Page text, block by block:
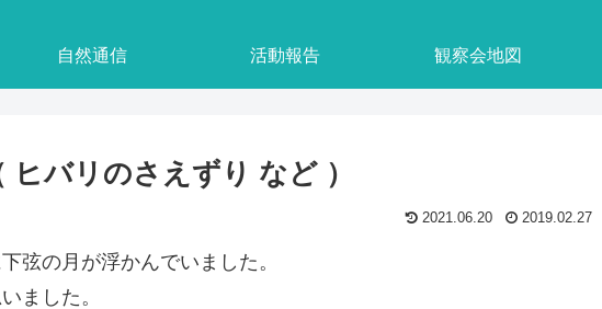
自然通信 活動報告 観察会地図
ヒバリのさえずり など ）
2021.06.20 2019.02.27
弦の月が浮かんでいました。
ました。